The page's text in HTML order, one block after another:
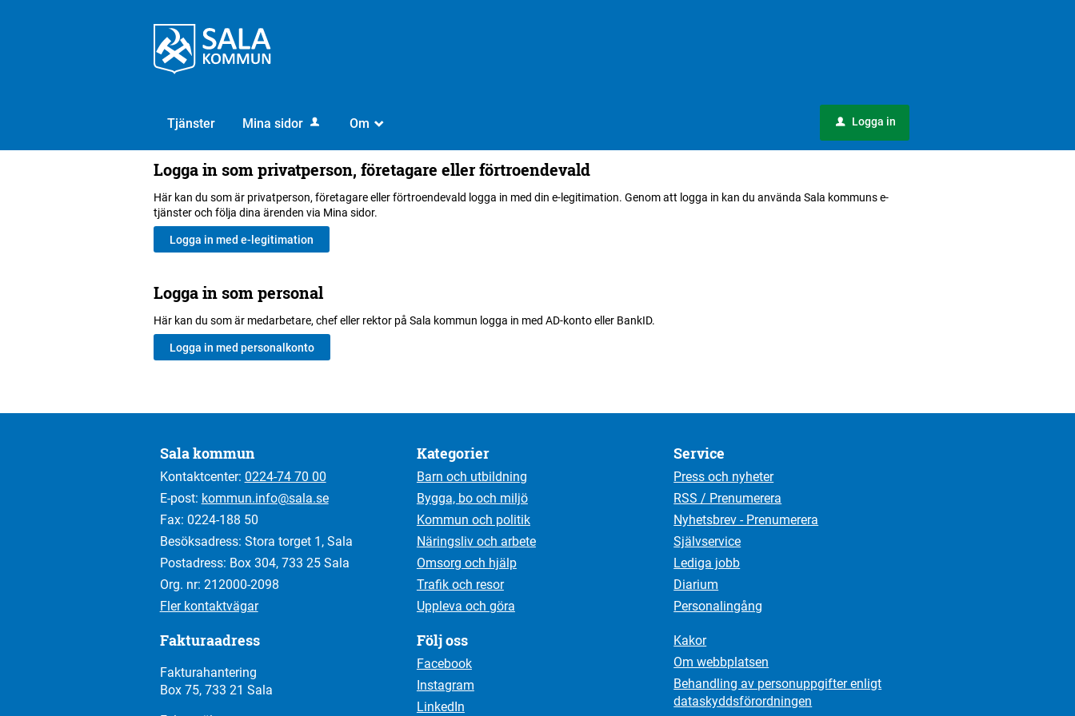
Tjänster Mina sidor Om _ u Logga in
Logga in som privatperson, företagare eller förtroendevald
Här kan du som är privatperson, företagare eller förtroendevald logga in med din e-legitimation. Genom att logga in kan du använda Sala kommuns e-
tjänster och följa dina ärenden via Mina sidor.
Logga in som personal
Här kan du som är medarbetare, chef eller rektor på Sala kommun logga in med AD-konto eller BankID.
Sala kommun
Kontaktcenter: 0224-74 70 00
E-post: kommun.info@sala.se
Fax: 0224-188 50
Besöksadress: Stora torget 1, Sala
Postadress: Box 304, 733 25 Sala
Org. nr: 212000-2098
Fler kontaktvägar
Fakturaadress
Fakturahantering
Box 75, 733 21 Sala
Kategorier
Barn och utbildning
Bygga, bo och miljö
Kommun och politik
Näringsliv och arbete
Omsorg och hjälp
Trafik och resor
Uppleva och göra
Följ oss
Facebook
Instagram
LinkedIn
Service
Press och nyheter
RSS / Prenumerera
Nyhetsbrev - Prenumerera
Självservice
Lediga jobb
Diarium
Personalingång
Kakor
Om webbplatsen
Behandling av personuppgifter enligt
dataskyddsförordningen